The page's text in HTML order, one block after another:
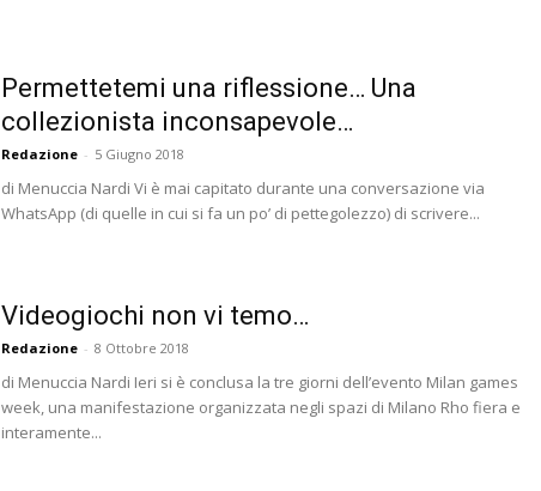
Permettetemi una riflessione… Una
collezionista inconsapevole…
Redazione - 5 Giugno 2018
di Menuccia Nardi Vi è mai capitato durante una conversazione via
WhatsApp (di quelle in cui si fa un po’ di pettegolezzo) di scrivere...
Videogiochi non vi temo…
Redazione - 8 Ottobre 2018
di Menuccia Nardi Ieri si è conclusa la tre giorni dell’evento Milan games
week, una manifestazione organizzata negli spazi di Milano Rho fiera e
interamente...